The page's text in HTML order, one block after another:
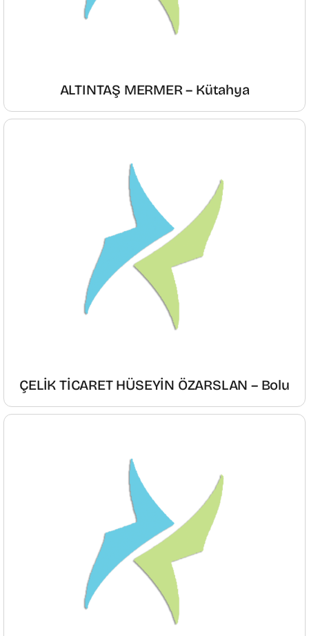
ALTINTAŞ MERMER – Kütahya
ÇELİK TİCARET HÜSEYİN ÖZARSLAN – Bolu